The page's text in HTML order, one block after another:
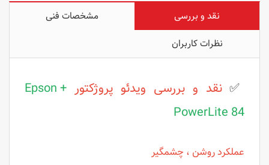
نقد و بررسی
مشخصات فنی
نظرات کاربران
✅ نقد و بررسی ویدئو پروژکتور +
Epson
PowerLite 84
عملکرد روشن ، چشمگیر